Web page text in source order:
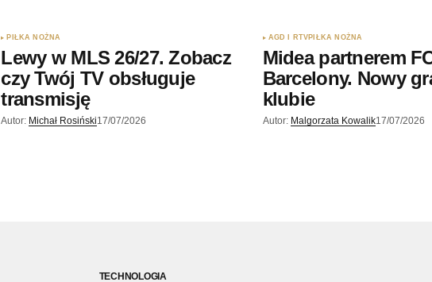
PIŁKA NOŻNA
Lewy w MLS 26/27. Zobacz
czy Twój TV obsługuje
transmisję
Autor: Michał Rosiński17/07/2026
AGD I RTV PIŁKA NOŻNA
Midea partnerem
Barcelony. Nowy
klubie
Autor: Malgorzata Kowalik17/07/2026
TECHNOLOGIA